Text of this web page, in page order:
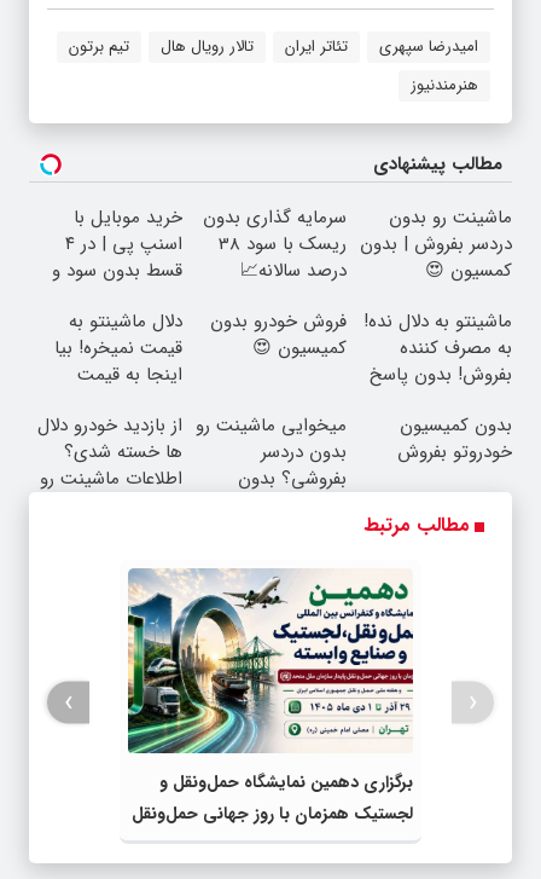
امیدرضا سپهری تئاتر ایران تالار رویال هال
تیم برتون
هنرمندنیوز
مطالب پیشنهادی
ماشینت رو بدون
دردسر بفروش | بدون
کمسیون 😍
سرمایه گذاری بدون
ریسک با سود 38
درصد سالانه📈
خرید موبایل با
اسنپ پی | در ۴
قسط بدون سود و
ماشینتو به دلال نده!
به مصرف کننده
بفروش! بدون پاسخ
فروش خودرو بدون
کمیسیون 😍
دلال ماشینتو به
قیمت نمیخره! بیا
اینجا به قیمت
واقعی*
بدون کمیسیون
خودروتو بفروش
میخوایی ماشینت رو
بدون دردسر
بفروشی؟ بدون
از بازدید خودرو دلال
ها خسته شدی؟
اطلاعات ماشینت رو
مطالب مرتبط
برگزاری دهمین نمایشگاه حمل‌ونقل و
لجستیک همزمان با روز جهانی حمل‌ونقل
پایدار سازمان ملل متحد
‹
›